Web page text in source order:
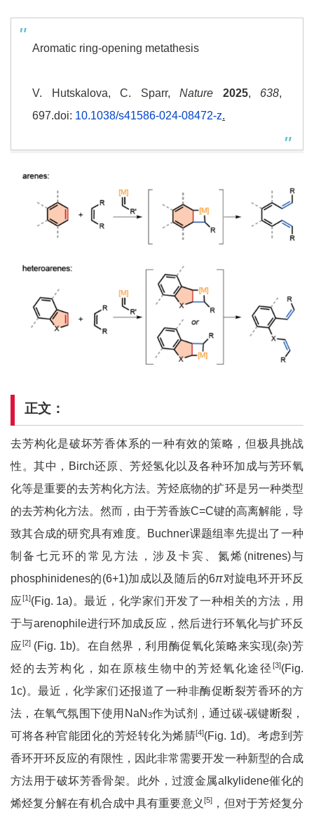
Aromatic ring-opening metathesis
V. Hutskalova, C. Sparr, Nature 2025, 638,
697.doi: 10.1038/s41586-024-08472-z.
正文：
去芳构化是破坏芳香体系的一种有效的策略，但极具挑战
性。其中，Birch还原、芳烃氢化以及各种环加成与芳环氧
化等是重要的去芳构化方法。芳烃底物的扩环是另一种类型
的去芳构化方法。然而，由于芳香族C=C键的高离解能，导
致其合成的研究具有难度。Buchner课题组率先提出了一种
制备七元环的常见方法，涉及卡宾、氮烯(nitrenes)与
phosphinidenes的(6+1)加成以及随后的6π对旋电环开环反
应 [1](Fig. 1a)。最近，化学家们开发了一种相关的方法，用
于与arenophile进行环加成反应，然后进行环氧化与扩环反
应 [2](Fig. 1b)。在自然界，利用酶促氧化策略来实现(杂)芳
烃的去芳构化，如在原核生物中的芳烃氧化途径 [3](Fig.
1c)。最近，化学家们还报道了一种非酶促断裂芳香环的方
法，在氧气氛围下使用NaN 3作为试剂，通过碳-碳键断裂，
可将各种官能团化的芳烃转化为烯腈[4](Fig. 1d)。考虑到芳
香环开环反应的有限性，因此非常需要开发一种新型的合成
方法用于破坏芳香骨架。此外，过渡金属alkylidene催化的
烯烃复分解在有机合成中具有重要意义[5]
，但对于芳烃复分